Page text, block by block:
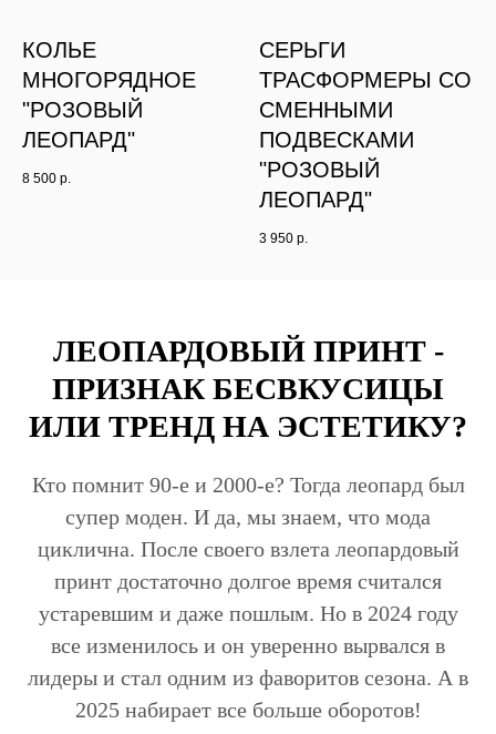
КОЛЬЕ
МНОГОРЯДНОЕ
"РОЗОВЫЙ
ЛЕОПАРД"
8 500 р.
СЕРЬГИ
ТРАСФОРМЕРЫ СО
СМЕННЫМИ
ПОДВЕСКАМИ
"РОЗОВЫЙ
ЛЕОПАРД"
3 950 р.
ЛЕОПАРДОВЫЙ ПРИНТ -
ПРИЗНАК БЕСВКУСИЦЫ
ИЛИ ТРЕНД НА ЭСТЕТИКУ?
Кто помнит 90-е и 2000-е? Тогда леопард был
супер моден. И да, мы знаем, что мода
циклична. После своего взлета леопардовый
принт достаточно долгое время считался
устаревшим и даже пошлым. Но в 2024 году
все изменилось и он уверенно вырвался в
лидеры и стал одним из фаворитов сезона. А в
2025 набирает все больше оборотов!